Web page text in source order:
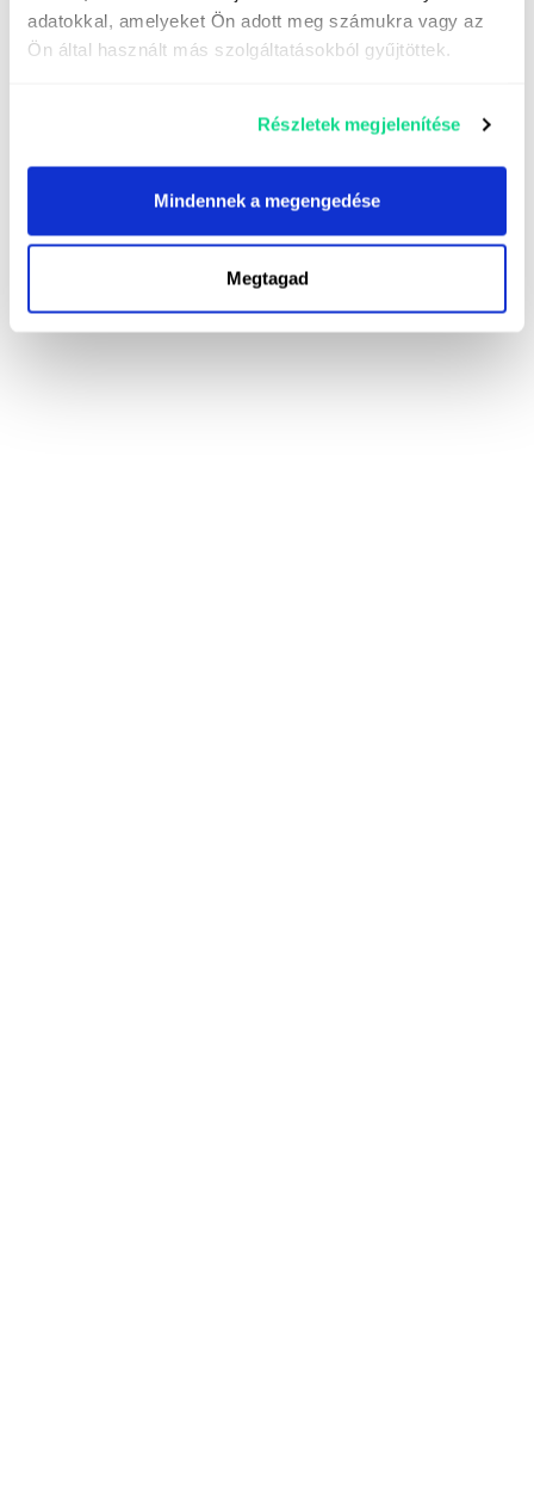
adatokkal, amelyeket Ön adott meg számukra vagy az
Ön által használt más szolgáltatásokból gyűjtöttek.
Részletek megjelenítése
Mindennek a megengedése
Megtagad